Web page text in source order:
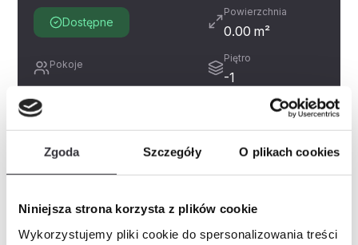
Zgoda Szczegóły O plikach cookies
Niniejsza strona korzysta z plików cookie
Wykorzystujemy pliki cookie do spersonalizowania treści
Dostępne
Powierzchnia
0.00 m²
Pokoje
Piętro
-1
Historia cen